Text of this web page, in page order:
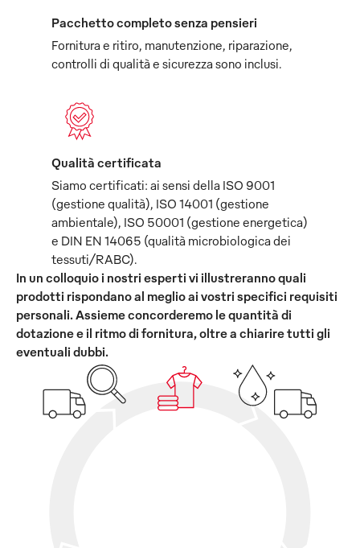
Pacchetto completo senza pensieri
Fornitura e ritiro, manutenzione, riparazione,
controlli di qualità e sicurezza sono inclusi.
Qualità certificata
Siamo certificati: ai sensi della ISO 9001
(gestione qualità), ISO 14001 (gestione
ambientale), ISO 50001 (gestione energetica)
e DIN EN 14065 (qualità microbiologica dei
tessuti/RABC).
In un colloquio i nostri esperti vi illustreranno quali
prodotti rispondano al meglio ai vostri specifici requisiti
personali. Assieme concorderemo le quantità di
dotazione e il ritmo di fornitura, oltre a chiarire tutti gli
eventuali dubbi.